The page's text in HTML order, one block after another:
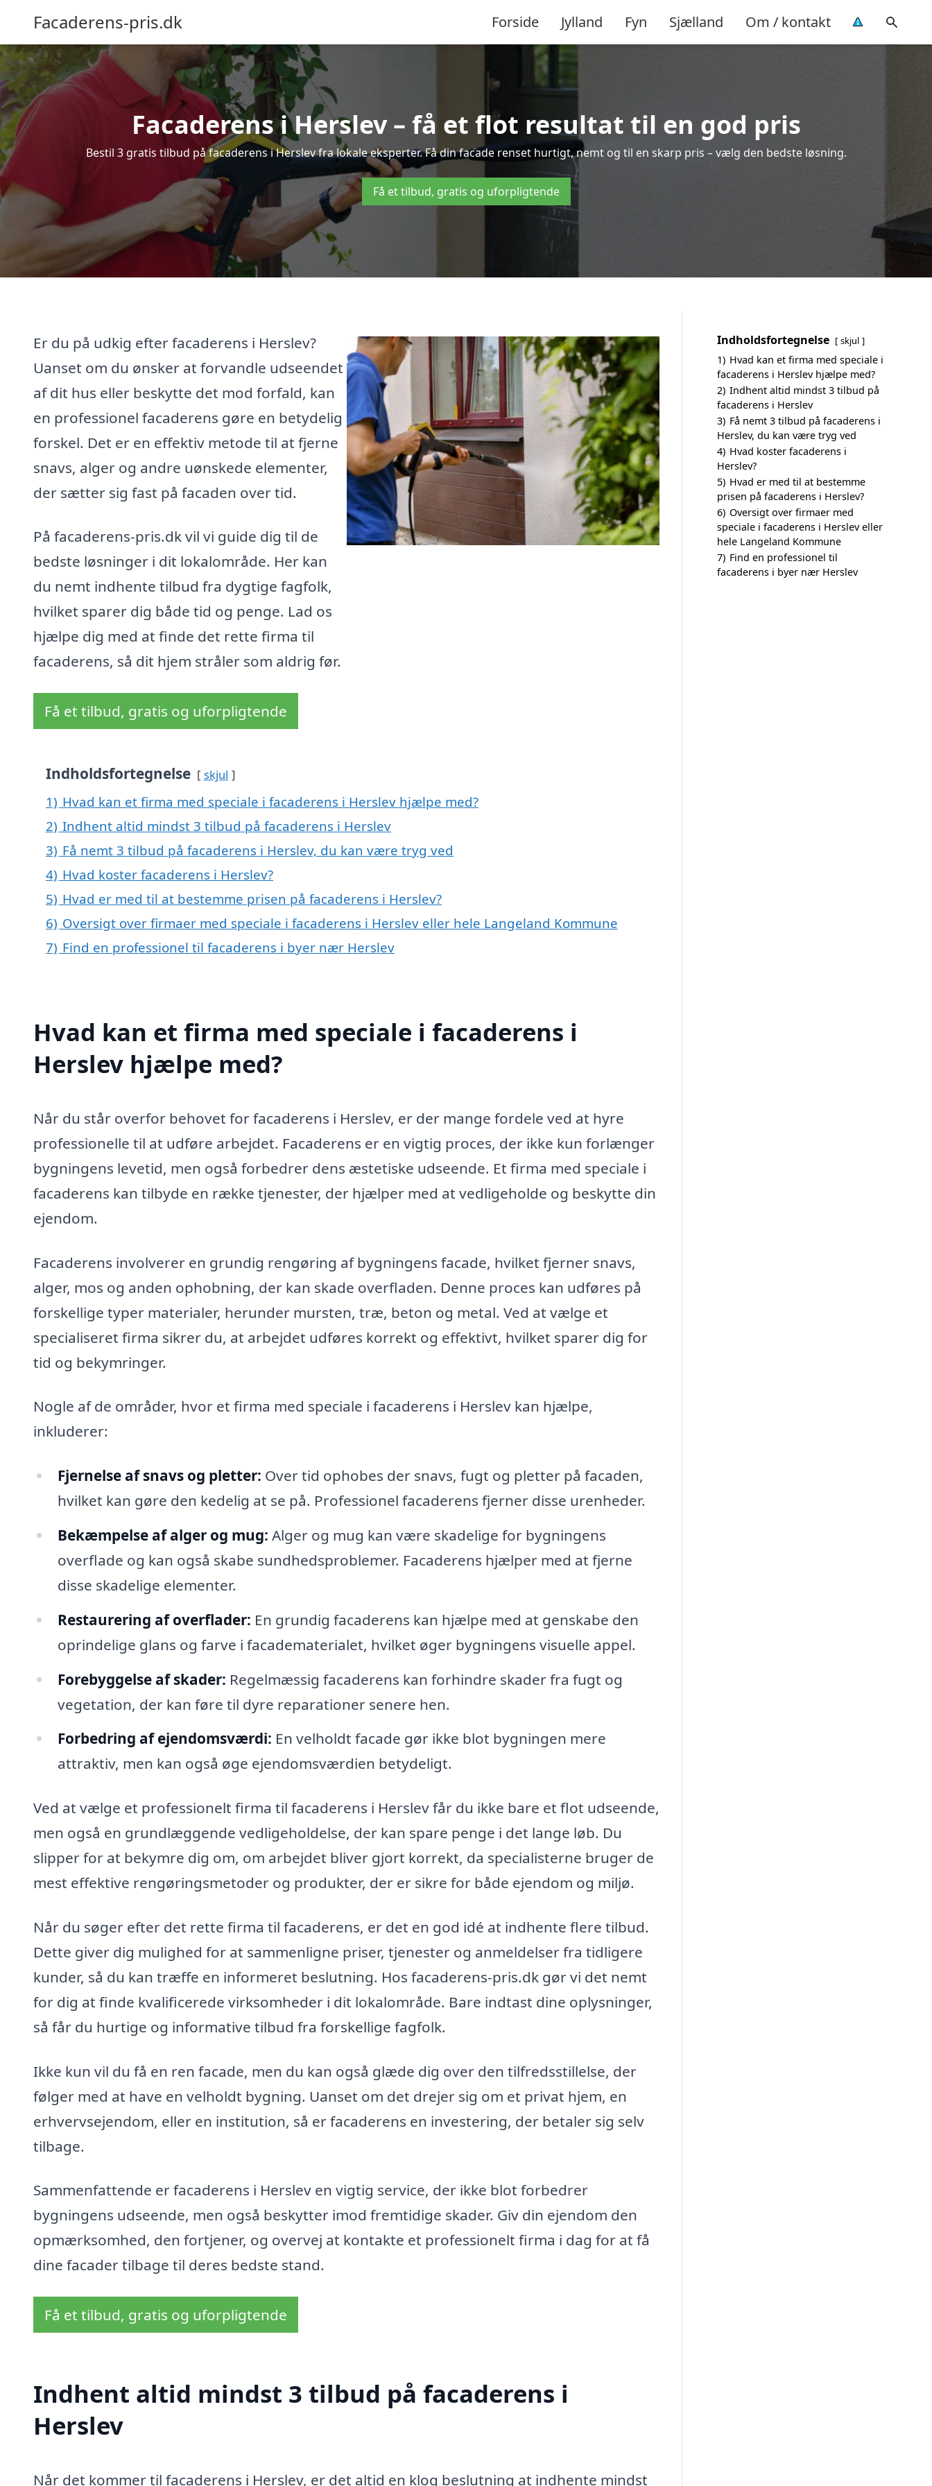
Facaderens-pris.dk Forside Jylland Fyn Sjælland Om / kontakt
Facaderens i Herslev – få et flot resultat til en god pris
Bestil 3 gratis tilbud på facaderens i Herslev fra lokale eksperter. Få din facade renset hurtigt, nemt og til en skarp pris – vælg den bedste løsning.
Få et tilbud, gratis og uforpligtende
Er du på udkig efter facaderens i Herslev?
Uanset om du ønsker at forvandle udseendet
af dit hus eller beskytte det mod forfald, kan
en professionel facaderens gøre en betydelig
forskel. Det er en effektiv metode til at fjerne
snavs, alger og andre uønskede elementer,
der sætter sig fast på facaden over tid.
På facaderens-pris.dk vil vi guide dig til de
bedste løsninger i dit lokalområde. Her kan
du nemt indhente tilbud fra dygtige fagfolk,
hvilket sparer dig både tid og penge. Lad os
hjælpe dig med at finde det rette firma til
facaderens, så dit hjem stråler som aldrig før.
Få et tilbud, gratis og uforpligtende
Indholdsfortegnelse skjul
1) Hvad kan et firma med speciale i facaderens i Herslev hjælpe med?
2) Indhent altid mindst 3 tilbud på facaderens i Herslev
3) Få nemt 3 tilbud på facaderens i Herslev, du kan være tryg ved
4) Hvad koster facaderens i Herslev?
5) Hvad er med til at bestemme prisen på facaderens i Herslev?
6) Oversigt over firmaer med speciale i facaderens i Herslev eller hele Langeland Kommune
7) Find en professionel til facaderens i byer nær Herslev
Hvad kan et firma med speciale i facaderens i
Herslev hjælpe med?
Når du står overfor behovet for facaderens i Herslev, er der mange fordele ved at hyre
professionelle til at udføre arbejdet. Facaderens er en vigtig proces, der ikke kun forlænger
bygningens levetid, men også forbedrer dens æstetiske udseende. Et firma med speciale i
facaderens kan tilbyde en række tjenester, der hjælper med at vedligeholde og beskytte din
ejendom.
Facaderens involverer en grundig rengøring af bygningens facade, hvilket fjerner snavs,
alger, mos og anden ophobning, der kan skade overfladen. Denne proces kan udføres på
forskellige typer materialer, herunder mursten, træ, beton og metal. Ved at vælge et
specialiseret firma sikrer du, at arbejdet udføres korrekt og effektivt, hvilket sparer dig for
tid og bekymringer.
Nogle af de områder, hvor et firma med speciale i facaderens i Herslev kan hjælpe,
inkluderer:
Fjernelse af snavs og pletter: Over tid ophobes der snavs, fugt og pletter på facaden,
hvilket kan gøre den kedelig at se på. Professionel facaderens fjerner disse urenheder.
Bekæmpelse af alger og mug: Alger og mug kan være skadelige for bygningens
overflade og kan også skabe sundhedsproblemer. Facaderens hjælper med at fjerne
disse skadelige elementer.
Restaurering af overflader: En grundig facaderens kan hjælpe med at genskabe den
oprindelige glans og farve i facadematerialet, hvilket øger bygningens visuelle appel.
Forebyggelse af skader: Regelmæssig facaderens kan forhindre skader fra fugt og
vegetation, der kan føre til dyre reparationer senere hen.
Forbedring af ejendomsværdi: En velholdt facade gør ikke blot bygningen mere
attraktiv, men kan også øge ejendomsværdien betydeligt.
Ved at vælge et professionelt firma til facaderens i Herslev får du ikke bare et flot udseende,
men også en grundlæggende vedligeholdelse, der kan spare penge i det lange løb. Du
slipper for at bekymre dig om, om arbejdet bliver gjort korrekt, da specialisterne bruger de
mest effektive rengøringsmetoder og produkter, der er sikre for både ejendom og miljø.
Når du søger efter det rette firma til facaderens, er det en god idé at indhente flere tilbud.
Dette giver dig mulighed for at sammenligne priser, tjenester og anmeldelser fra tidligere
kunder, så du kan træffe en informeret beslutning. Hos facaderens-pris.dk gør vi det nemt
for dig at finde kvalificerede virksomheder i dit lokalområde. Bare indtast dine oplysninger,
så får du hurtige og informative tilbud fra forskellige fagfolk.
Ikke kun vil du få en ren facade, men du kan også glæde dig over den tilfredsstillelse, der
følger med at have en velholdt bygning. Uanset om det drejer sig om et privat hjem, en
erhvervsejendom, eller en institution, så er facaderens en investering, der betaler sig selv
tilbage.
Sammenfattende er facaderens i Herslev en vigtig service, der ikke blot forbedrer
bygningens udseende, men også beskytter imod fremtidige skader. Giv din ejendom den
opmærksomhed, den fortjener, og overvej at kontakte et professionelt firma i dag for at få
dine facader tilbage til deres bedste stand.
Få et tilbud, gratis og uforpligtende
Indhent altid mindst 3 tilbud på facaderens i
Herslev
Når det kommer til facaderens i Herslev, er det altid en klog beslutning at indhente mindst
Indholdsfortegnelse skjul
1) Hvad kan et firma med speciale i
facaderens i Herslev hjælpe med?
2) Indhent altid mindst 3 tilbud på
facaderens i Herslev
3) Få nemt 3 tilbud på facaderens i
Herslev, du kan være tryg ved
4) Hvad koster facaderens i
Herslev?
5) Hvad er med til at bestemme
prisen på facaderens i Herslev?
6) Oversigt over firmaer med
speciale i facaderens i Herslev eller
hele Langeland Kommune
7) Find en professionel til
facaderens i byer nær Herslev